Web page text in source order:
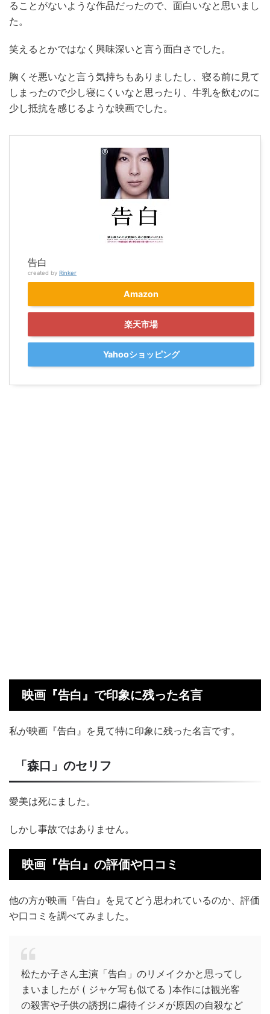
ることがないような作品だったので、面白いなと思いまし
た。
笑えるとかではなく興味深いと言う面白さでした。
胸くそ悪いなと言う気持ちもありましたし、寝る前に見て
しまったので少し寝にくいなと思ったり、牛乳を飲むのに
少し抵抗を感じるような映画でした。
告白
created by Rinker
Amazon
楽天市場
Yahooショッピング
映画『告白』で印象に残った名言
私が映画『告白』を見て特に印象に残った名言です。
「森口」のセリフ
愛美は死にました。
しかし事故ではありません。
映画『告白』の評価や口コミ
他の方が映画『告白』を見てどう思われているのか、評価
や口コミを調べてみました。
松たか子さん主演「告白」のリメイクかと思ってし
まいましたが ( ジャケ写も似てる )本作には観光客
の殺害や子供の誘拐に虐待イジメが原因の自殺など